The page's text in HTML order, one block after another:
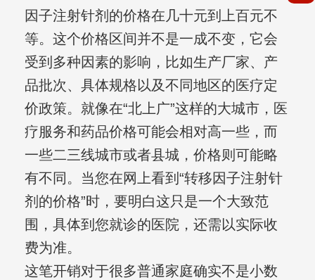
因子注射针剂的价格在几十元到上百元不
等。这个价格区间并不是一成不变，它会
受到多种因素的影响，比如生产厂家、产
品批次、具体规格以及不同地区的医疗定
价政策。就像在“北上广”这样的大城市，医
疗服务和药品价格可能会相对高一些，而
一些二三线城市或者县城，价格则可能略
有不同。当您在网上看到“转移因子注射针
剂的价格”时，要明白这只是一个大致范
围，具体到您就诊的医院，还需以实际收
费为准。
这笔开销对于很多普通家庭确实不是小数